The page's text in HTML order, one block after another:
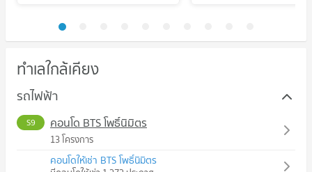
ทำเลใกล้เคียง
รถไฟฟ้า
S9 คอนโด BTS โพธิ์นิมิตร
13 โครงการ
คอนโดให้เช่า BTS โพธิ์นิมิตร